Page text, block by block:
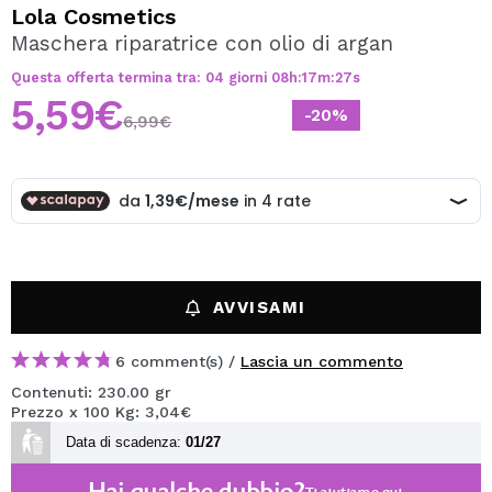
Creando un account su Maquibeauty.it potrai fare i tuoi
acquisti velocemente, controllare lo stato dei tuoi ordini e
consultare le tue operazioni precedenti.
Lola Cosmetics
Maschera riparatrice con olio di argan
Questa offerta termina tra: 04 giorni 08h:17m:27s
-20%
5,59€6,99€
AVVISAMI
6 comment(s) / Lascia un commento
Contenuti: 230.00 gr
Prezzo x 100 Kg: 3,04€
Data di scadenza: 01/27